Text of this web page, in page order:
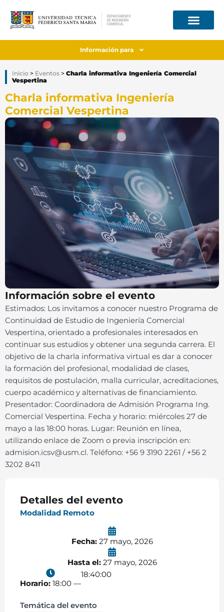
Información para
Inicio > Eventos > Charla informativa Ingeniería Comercial
Vespertina
Charla informativa Ingeniería
Comercial Vespertina
Información sobre el evento
Estimados: Los invitamos a conocer nuestro Programa de
Continuidad de Estudio de Ingeniería Comercial
Vespertina, orientado a profesionales interesados en
continuar sus estudios y obtener una segunda carrera. El
objetivo de la charla informativa virtual es dar a conocer
la formación del profesional, modalidad de clases,
requisitos de postulación, malla curricular, acreditaciones,
cuerpo académico y alternativas de financiamiento.
Presentador: Coordinadora de Admisión Programa Ing.
Comercial Vespertina. Fecha y horario: miércoles 27 de
mayo a las 18:00 horas. Lugar: Reunión en línea,
utilizando enlace de Zoom o previa inscripción en:
admision.icsv@usm.cl. Teléfono: +56 9 3190 2261 / +56 2
3202 8411
Detalles del evento
Modalidad Remoto
Fecha: 27 mayo, 2026
Hasta el: 27 mayo, 2026
Horario: 18:00 —
18:40:00
Temática del evento